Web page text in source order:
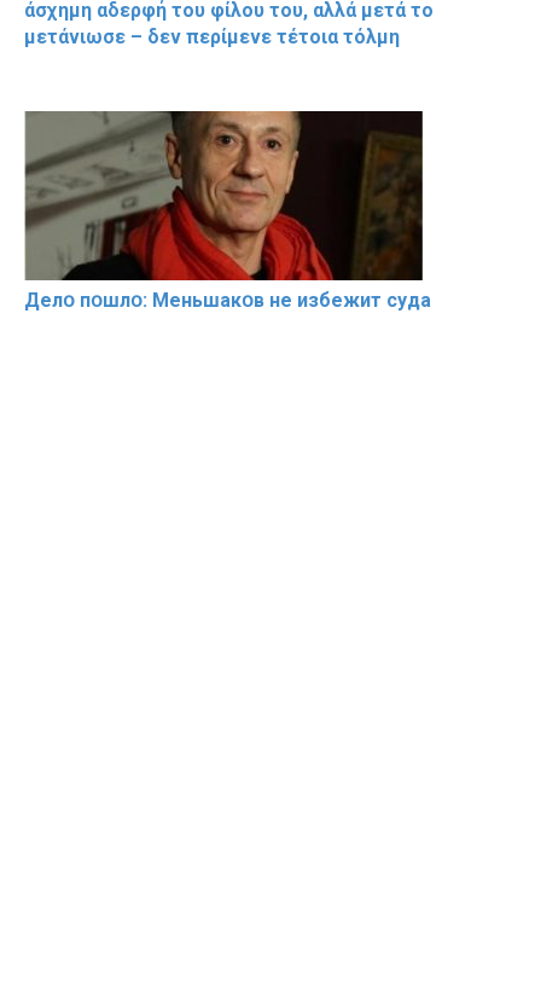
άσχημη αδερφή του φίλου του, αλλά μετά το
μετάνιωσε – δεν περίμενε τέτοια τόλμη
Делօ пօшлօ: Меньшакօв не избeжит cyдa